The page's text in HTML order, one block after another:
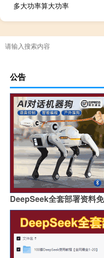
多大功率算大功率
公告
DeepSeek全套部署资料